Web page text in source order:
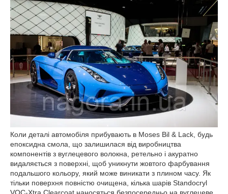
Коли деталі автомобіля прибувають в Moses Bil & Lack, будь
епоксидна смола, що залишилася від виробництва
компонентів з вуглецевого волокна, ретельно і акуратно
видаляється з поверхні, щоб уникнути жовтого фарбування
подальшого кольору, який може виникати з плином часу. Як
тільки поверхня повністю очищена, кілька шарів Standocryl